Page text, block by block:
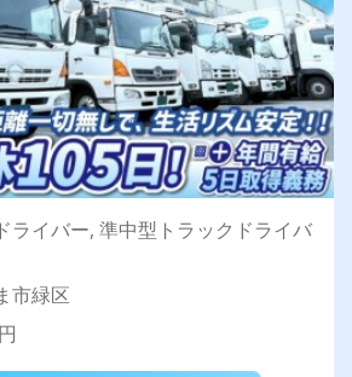
ライバー, 準中型トラックドライバ
市緑区